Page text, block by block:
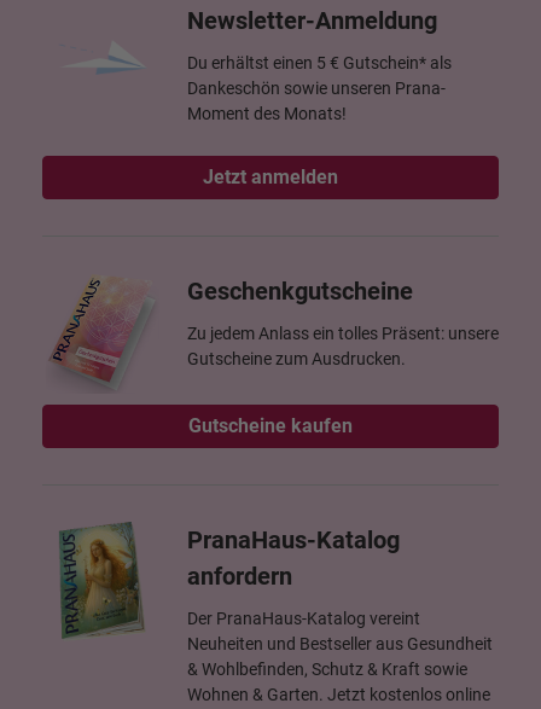
Newsletter-Anmeldung
Du erhältst einen 5 € Gutschein* als
Dankeschön sowie unseren Prana-
Moment des Monats!
Jetzt anmelden
Geschenkgutscheine
Zu jedem Anlass ein tolles Präsent: unsere
Gutscheine zum Ausdrucken.
Gutscheine kaufen
PranaHaus-Katalog
anfordern
Der PranaHaus-Katalog vereint
Neuheiten und Bestseller aus Gesundheit
& Wohlbefinden, Schutz & Kraft sowie
Wohnen & Garten. Jetzt kostenlos online